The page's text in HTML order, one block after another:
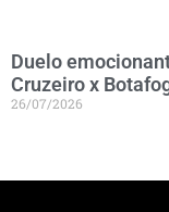
Duelo
Cruzeiro x
26/07/2026